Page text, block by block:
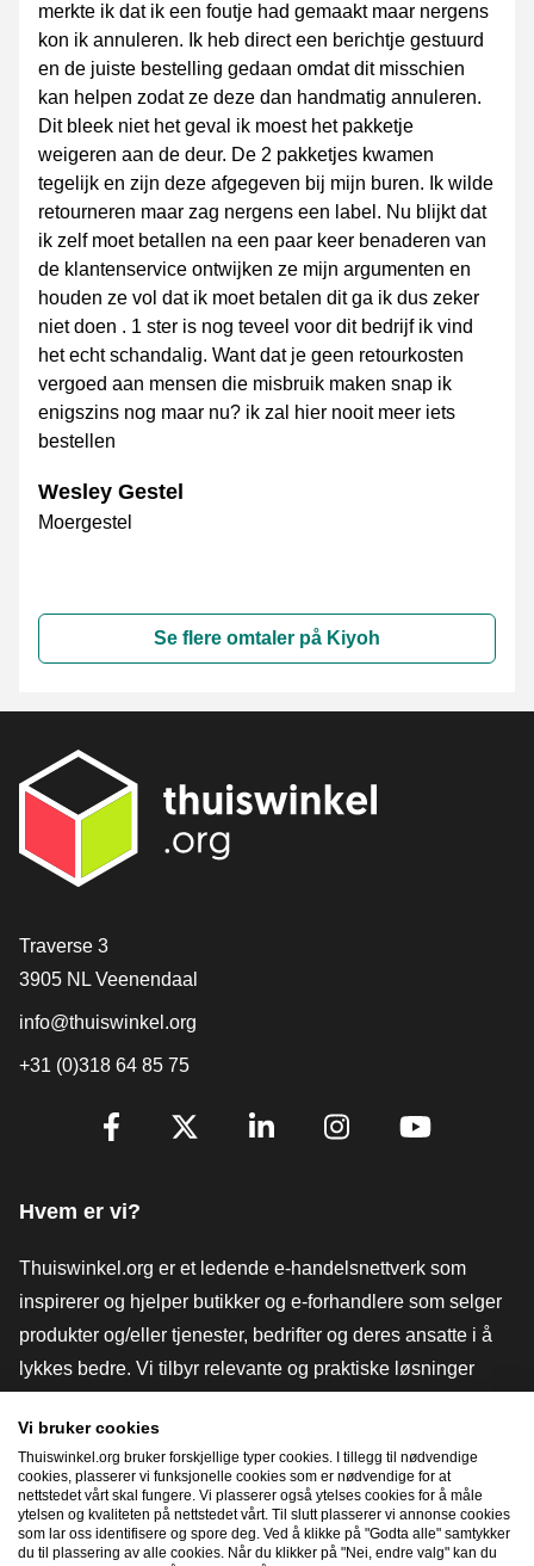
merkte ik dat ik een foutje had gemaakt maar nergens
kon ik annuleren. Ik heb direct een berichtje gestuurd
en de juiste bestelling gedaan omdat dit misschien
kan helpen zodat ze deze dan handmatig annuleren.
Dit bleek niet het geval ik moest het pakketje
weigeren aan de deur. De 2 pakketjes kwamen
tegelijk en zijn deze afgegeven bij mijn buren. Ik wilde
retourneren maar zag nergens een label. Nu blijkt dat
ik zelf moet betallen na een paar keer benaderen van
de klantenservice ontwijken ze mijn argumenten en
houden ze vol dat ik moet betalen dit ga ik dus zeker
niet doen . 1 ster is nog teveel voor dit bedrijf ik vind
het echt schandalig. Want dat je geen retourkosten
vergoed aan mensen die misbruik maken snap ik
enigszins nog maar nu? ik zal hier nooit meer iets
bestellen
Wesley Gestel
Moergestel
Se flere omtaler på Kiyoh
[_General:Contact]
Traverse 3
3905 NL Veenendaal
info@thuiswinkel.org
+31 (0)318 64 85 75
[_General:SocialMediaTitle]
Hvem er vi?
Thuiswinkel.org er et ledende e-handelsnettverk som
inspirerer og hjelper butikker og e-forhandlere som selger
produkter og/eller tjenester, bedrifter og deres ansatte i å
lykkes bedre. Vi tilbyr relevante og praktiske løsninger
verktøy og råd, advokatvirksomhet, markedsundersøkelser,
og har vår egen utdanningsplattform, Thuiswinkel e-
Academy.
Vi bruker cookies
Thuiswinkel.org bruker forskjellige typer cookies. I tillegg til nødvendige
cookies, plasserer vi funksjonelle cookies som er nødvendige for at
nettstedet vårt skal fungere. Vi plasserer også ytelses cookies for å måle
ytelsen og kvaliteten på nettstedet vårt. Til slutt plasserer vi annonse cookies
som lar oss identifisere og spore deg. Ved å klikke på "Godta alle" samtykker
du til plassering av alle cookies. Når du klikker på "Nei, endre valg" kan du